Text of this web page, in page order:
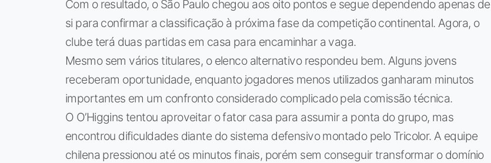
Com o resultado, o São Paulo chegou aos oito pontos e segue dependendo apenas de
si para confirmar a classificação à próxima fase da competição continental. Agora, o
clube terá duas partidas em casa para encaminhar a vaga.
Mesmo sem vários titulares, o elenco alternativo respondeu bem. Alguns jovens
receberam oportunidade, enquanto jogadores menos utilizados ganharam minutos
importantes em um confronto considerado complicado pela comissão técnica.
O O’Higgins tentou aproveitar o fator casa para assumir a ponta do grupo, mas
encontrou dificuldades diante do sistema defensivo montado pelo Tricolor. A equipe
chilena pressionou até os minutos finais, porém sem conseguir transformar o domínio